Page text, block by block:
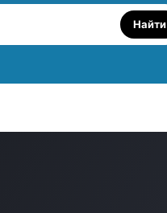
Найти